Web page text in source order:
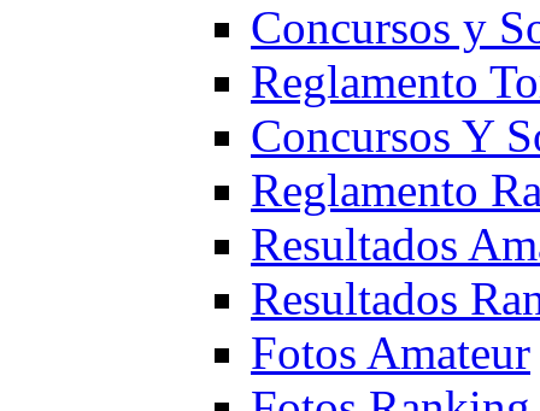
Concursos y
Reglamento
Concursos Y
Reglamento
Resultados
Resultados
Fotos Amateur